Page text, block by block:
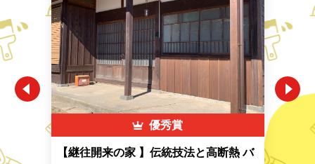
優秀賞
【継往開来の家 】伝統技法と高断熱 バ